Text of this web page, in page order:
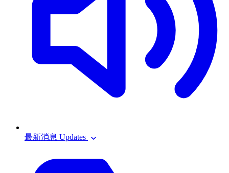
最新消息 Updates